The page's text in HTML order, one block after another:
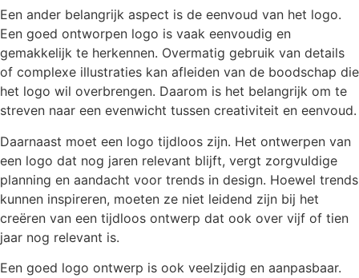
Een ander belangrijk aspect is de eenvoud van het logo.
Een goed ontworpen logo is vaak eenvoudig en
gemakkelijk te herkennen. Overmatig gebruik van details
of complexe illustraties kan afleiden van de boodschap die
het logo wil overbrengen. Daarom is het belangrijk om te
streven naar een evenwicht tussen creativiteit en eenvoud.
Daarnaast moet een logo tijdloos zijn. Het ontwerpen van
een logo dat nog jaren relevant blijft, vergt zorgvuldige
planning en aandacht voor trends in design. Hoewel trends
kunnen inspireren, moeten ze niet leidend zijn bij het
creëren van een tijdloos ontwerp dat ook over vijf of tien
jaar nog relevant is.
Een goed logo ontwerp is ook veelzijdig en aanpasbaar.